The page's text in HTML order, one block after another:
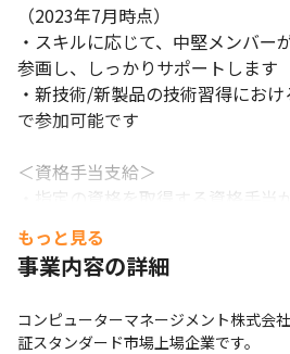
（2023年7月時点）
・スキルに応じて、中堅メンバー
参画し、しっかりサポートします
・新技術/新製品の技術習得にお
で参加可能です
＜資格手当支給＞
・指定の資格を取得する資格手当
ます
例）応用情報技術者：20,000円/月
円/月
もっと見る
事業内容の詳細
コンピューターマネージメント株式会
証スタンダード市場上場企業です。